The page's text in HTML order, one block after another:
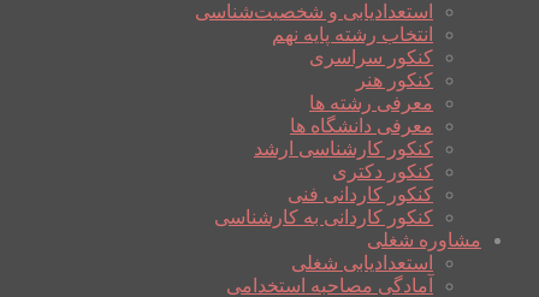
استعدادیابی و شخصیت‌شناسی
انتخاب رشته پایه نهم
کنکور سراسری
کنکور هنر
معرفی رشته ها
معرفی دانشگاه ها
کنکور کارشناسی ارشد
کنکور دکتری
کنکور کاردانی فنی
کنکور کاردانی به کارشناسی
مشاوره شغلی
استعدادیابی شغلی
آمادگی مصاحبه استخدامی